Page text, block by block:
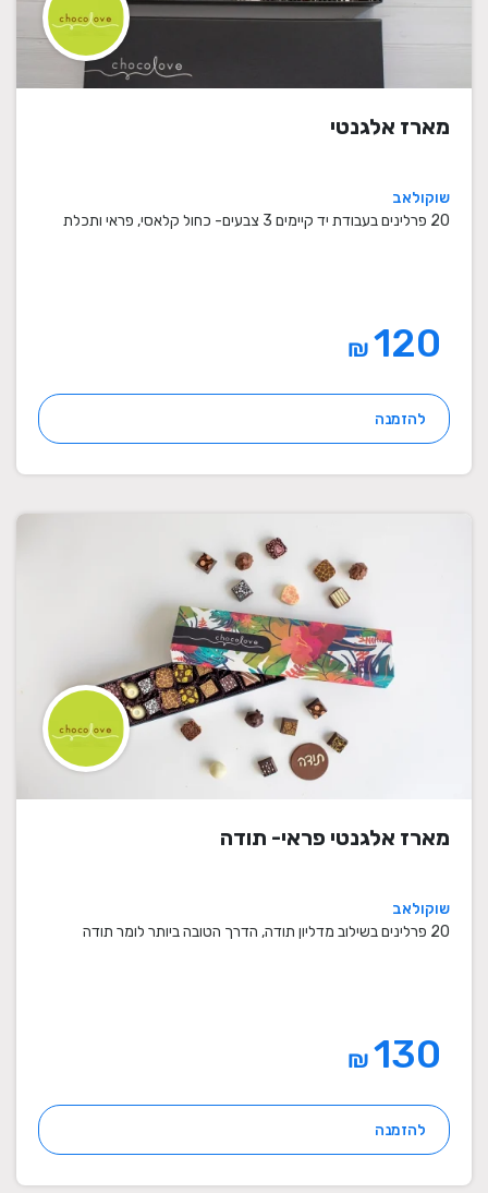
מארז אלגנטי
שוקולאב
20 פרלינים בעבודת יד קיימים 3 צבעים- כחול קלאסי, פראי ותכלת
₪
להזמנה
מארז אלגנטי פראי- תודה
שוקולאב
20 פרלינים בשילוב מדליון תודה, הדרך הטובה ביותר לומר תודה
₪
להזמנה